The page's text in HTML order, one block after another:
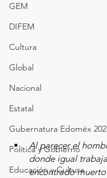
GEM
DIFEM
Cultura
Global
Nacional
Estatal
Gubernatura Edoméx
Política y Gobierno
Educación y Cultura
Al parecer el
donde igual
encontrado